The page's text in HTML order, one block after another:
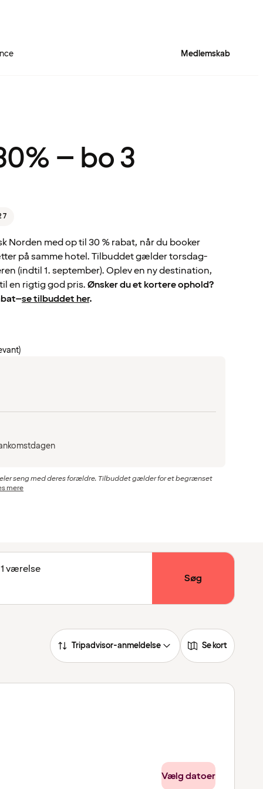
Medlemskab
– bo 3
Norden med op til 30 % rabat, når du booker
på samme hotel. Tilbuddet gælder torsdag-
(indtil 1. september). Oplev en ny destination,
en rigtig god pris.Ønsker du et kortere ophold?
se tilbuddet her.
seng med deres forældre. Tilbuddet gælder for et begrænset
mere
1 værelse
Søg
Tripadvisor-anmeldelse Se kort
Vælg datoer